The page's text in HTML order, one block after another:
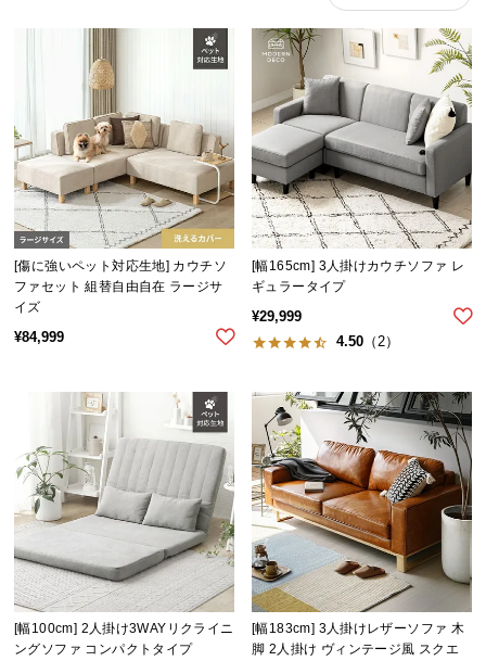
ら
探
す
イ
ン
テ
リ
ー
ト
か
ら
探
す
[傷に強いペット対応生地] カウチソ
ファセット 組替自由自在 ラージサ
イズ
¥84,999
[幅165cm] 3人掛けカウチソファ レ
ギュラータイプ
¥29,999
4.50 （2）
[幅100cm] 2人掛け3WAYリクライニ
ングソファ コンパクトタイプ
[幅183cm] 3人掛けレザーソファ 木
脚 2人掛け ヴィンテージ風 スクエ